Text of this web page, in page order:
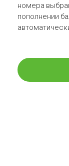
номера
пополнении